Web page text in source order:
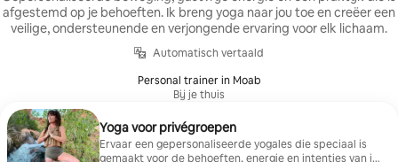
afgestemd op je behoeften. Ik breng yoga naar jou toe en creëer een
veilige, ondersteunende en verjongende ervaring voor elk lichaam.
Automatisch vertaald
Personal trainer in Moab
Bij je thuis
Yoga voor privégroepen
Ervaar een gepersonaliseerde yogales die speciaal is
gemaakt voor de behoeften, energie en intenties van je